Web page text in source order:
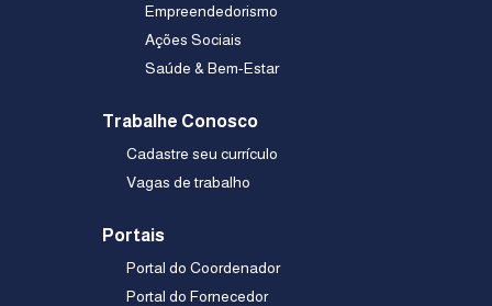
Empreendedorismo
Ações Sociais
Saúde & Bem-Estar
Trabalhe Conosco
Cadastre seu currículo
Vagas de trabalho
Portais
Portal do Coordenador
Portal do Fornecedor